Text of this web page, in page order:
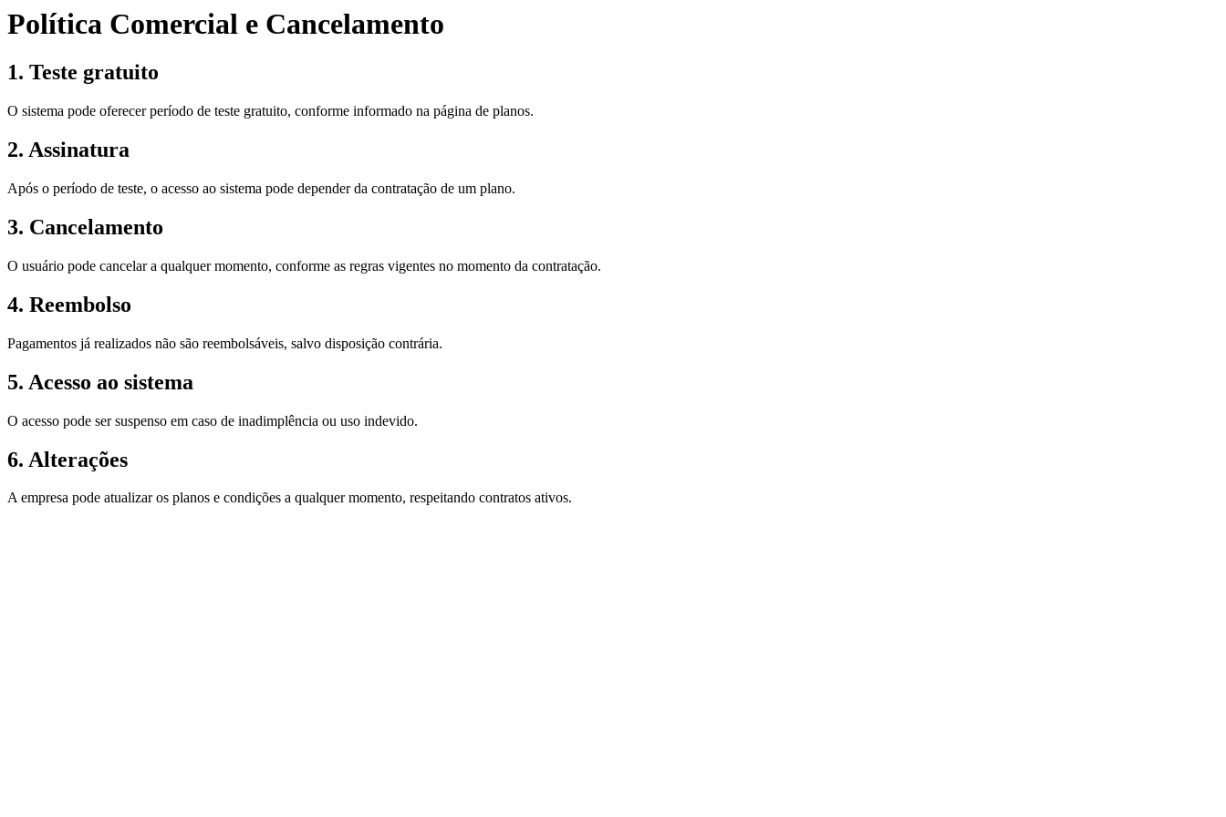
Política Comercial e Cancelamento
1. Teste gratuito
O sistema pode oferecer período de teste gratuito, conforme informado na página de planos.
2. Assinatura
Após o período de teste, o acesso ao sistema pode depender da contratação de um plano.
3. Cancelamento
O usuário pode cancelar a qualquer momento, conforme as regras vigentes no momento da contratação.
4. Reembolso
Pagamentos já realizados não são reembolsáveis, salvo disposição contrária.
5. Acesso ao sistema
O acesso pode ser suspenso em caso de inadimplência ou uso indevido.
6. Alterações
A empresa pode atualizar os planos e condições a qualquer momento, respeitando contratos ativos.